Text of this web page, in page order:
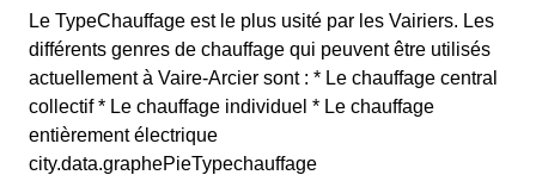
Le TypeChauffage est le plus usité par les Vairiers. Les
différents genres de chauffage qui peuvent être utilisés
actuellement à Vaire-Arcier sont : * Le chauffage central
collectif * Le chauffage individuel * Le chauffage
entièrement électrique
city.data.graphePieTypechauffage